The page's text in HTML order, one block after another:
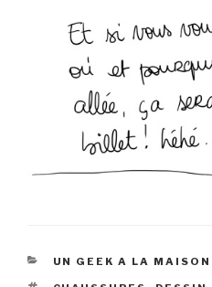
CATÉGORIES
UN GEEK A LA MAISON